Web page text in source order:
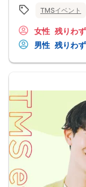
TMSイベント
女性 残りわ
男性 残りわ